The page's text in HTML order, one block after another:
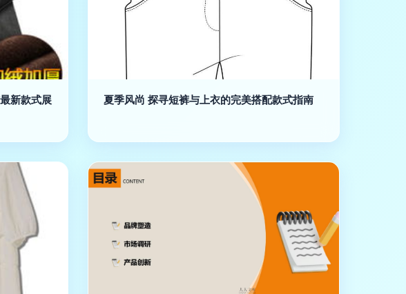
新款式展
夏季风尚 探寻短裤与上衣的完美搭配款式指南